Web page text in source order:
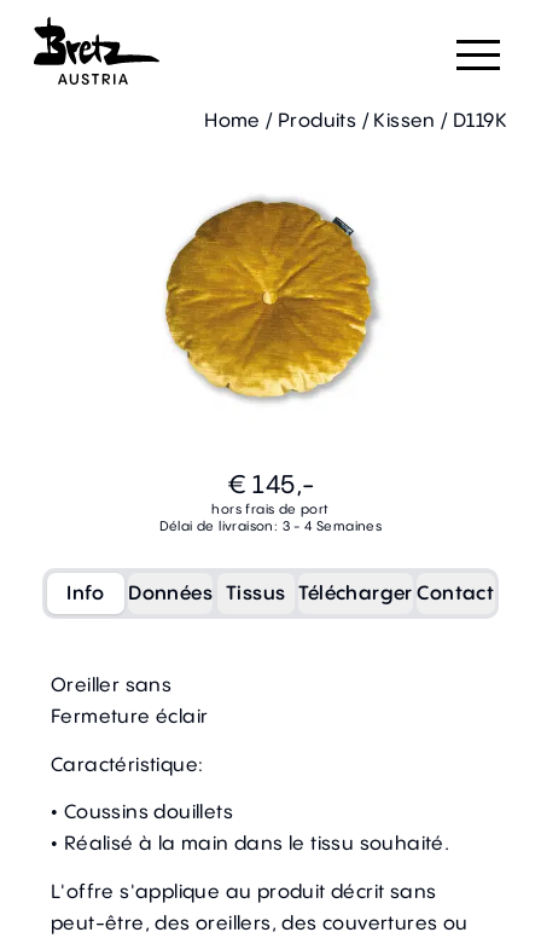
Home / Produits / Kissen / D119K
€ 145,-
hors frais de port
Délai de livraison: 3 - 4 Semaines
Info Données Tissus Télécharger Contact
Oreiller sans
Fermeture éclair
Caractéristique:
• Coussins douillets
• Réalisé à la main dans le tissu souhaité.
L'offre s'applique au produit décrit sans
peut-être, des oreillers, des couvertures ou